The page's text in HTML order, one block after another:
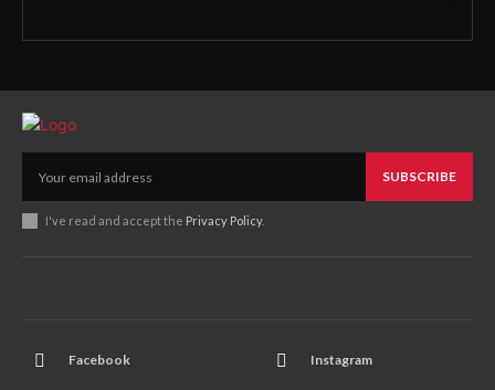
SUBSCRIBE
I've read and accept the Privacy Policy.
Facebook Instagram